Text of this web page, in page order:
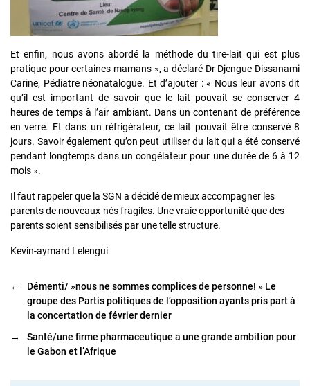
Et enfin, nous avons abordé la méthode du tire-lait qui est plus
pratique pour certaines mamans », a déclaré Dr Djengue Dissanami
Carine, Pédiatre néonatalogue. Et d’ajouter : « Nous leur avons dit
qu’il est important de savoir que le lait pouvait se conserver 4
heures de temps à l’air ambiant. Dans un contenant de préférence
en verre. Et dans un réfrigérateur, ce lait pouvait être conservé 8
jours. Savoir également qu’on peut utiliser du lait qui a été conservé
pendant longtemps dans un congélateur pour une durée de 6 à 12
mois ».
Il faut rappeler que la SGN a décidé de mieux accompagner les
parents de nouveaux-nés fragiles. Une vraie opportunité que des
parents soient sensibilisés par une telle structure.
Kevin-aymard Lelengui
←
Démenti/ »nous ne sommes complices de personne! » Le
groupe des Partis politiques de l’opposition ayants pris part à
la concertation de février dernier
→
Santé/une firme pharmaceutique a une grande ambition pour
le Gabon et l’Afrique